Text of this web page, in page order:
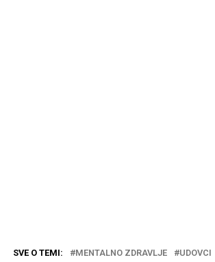
SVE O TEMI: MENTALNO ZDRAVLJE UDOVCI